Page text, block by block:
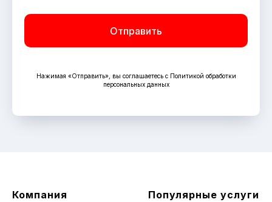
Отправить
Нажимая «Отправить», вы соглашаетесь с Политикой обработки
персональных данных
Компания
Популярные услуги